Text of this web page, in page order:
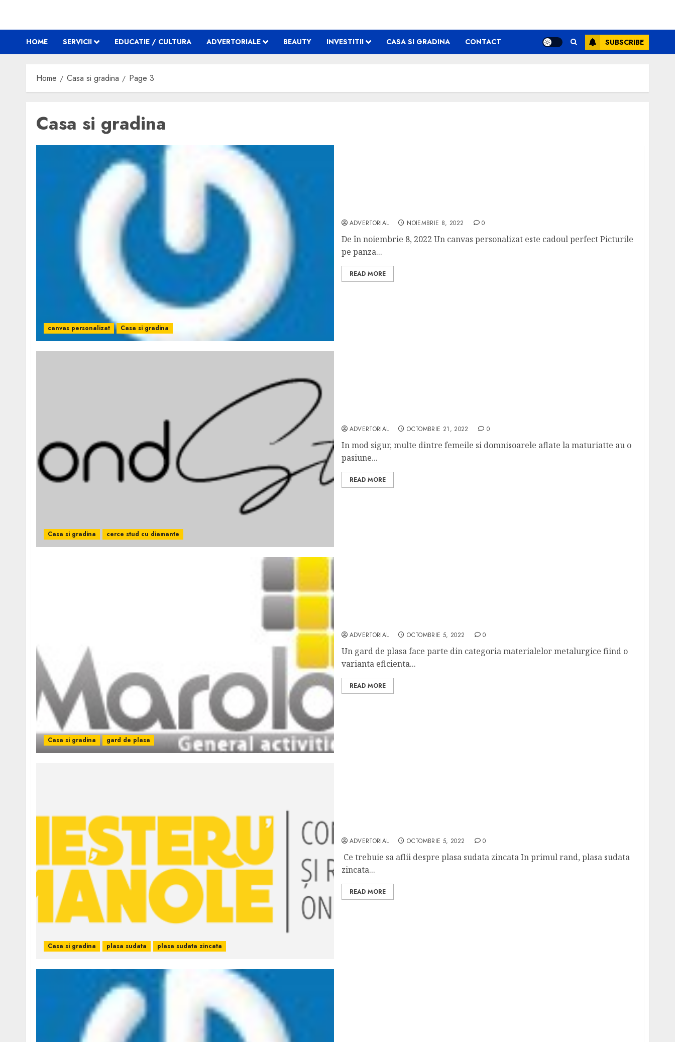
HOME SERVICII EDUCATIE / CULTURA ADVERTORIALE BEAUTY INVESTITII CASA SI GRADINA CONTACT SUBSCRIBE
Home Casa si gradina Page 3
Casa si gradina
canvas personalizat Casa si gradina
ADVERTORIAL NOIEMBRIE 8, 2022 0
De în noiembrie 8, 2022 Un canvas personalizat este cadoul perfect Picturile
pe panza...
READ MORE
Casa si gradina cerce stud cu diamante
ADVERTORIAL OCTOMBRIE 21, 2022 0
In mod sigur, multe dintre femeile si domnisoarele aflate la maturiatte au o
pasiune...
READ MORE
Casa si gradina gard de plasa
ADVERTORIAL OCTOMBRIE 5, 2022 0
Un gard de plasa face parte din categoria materialelor metalurgice fiind o
varianta eficienta...
READ MORE
Casa si gradina plasa sudata plasa sudata zincata
ADVERTORIAL OCTOMBRIE 5, 2022 0
Ce trebuie sa aflii despre plasa sudata zincata In primul rand, plasa sudata
zincata...
READ MORE